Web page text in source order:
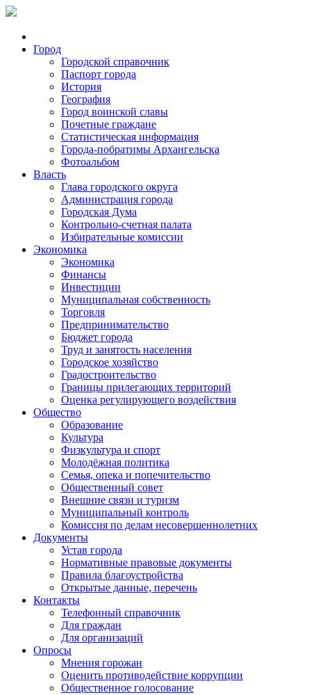
Город
Городской справочник
Паспорт города
История
География
Город воинской славы
Почетные граждане
Статистическая информация
Города-побратимы Архангельска
Фотоальбом
Власть
Глава городского округа
Администрация города
Городская Дума
Контрольно-счетная палата
Избирательные комиссии
Экономика
Экономика
Финансы
Инвестиции
Муниципальная собственность
Торговля
Предпринимательство
Бюджет города
Труд и занятость населения
Городское хозяйство
Градостроительство
Границы прилегающих территорий
Оценка регулирующего воздействия
Общество
Образование
Культура
Физкультура и спорт
Молодёжная политика
Семья, опека и попечительство
Общественный совет
Внешние связи и туризм
Муниципальный контроль
Комиссия по делам несовершеннолетних
Документы
Устав города
Нормативные правовые документы
Правила благоустройства
Открытые данные, перечень
Контакты
Телефонный справочник
Для граждан
Для организаций
Опросы
Мнения горожан
Оценить противодействие коррупции
Общественное голосование